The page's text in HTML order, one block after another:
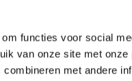
functies voor social
van onze site met
met andere